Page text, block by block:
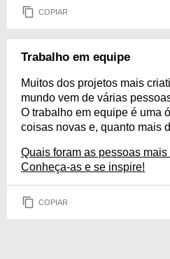
COPIAR
Trabalho em equipe
Muitos dos projetos mais
mundo vem de várias
O trabalho em equipe é uma
coisas novas e, quanto mais
Quais foram as pessoas
Conheça-as e se inspire!
COPIAR